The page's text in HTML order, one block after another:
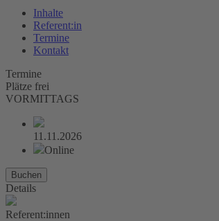
Inhalte
Referent:in
Termine
Kontakt
Termine
Plätze frei
VORMITTAGS
11.11.2026
Online
Buchen
Details
Referent:innen